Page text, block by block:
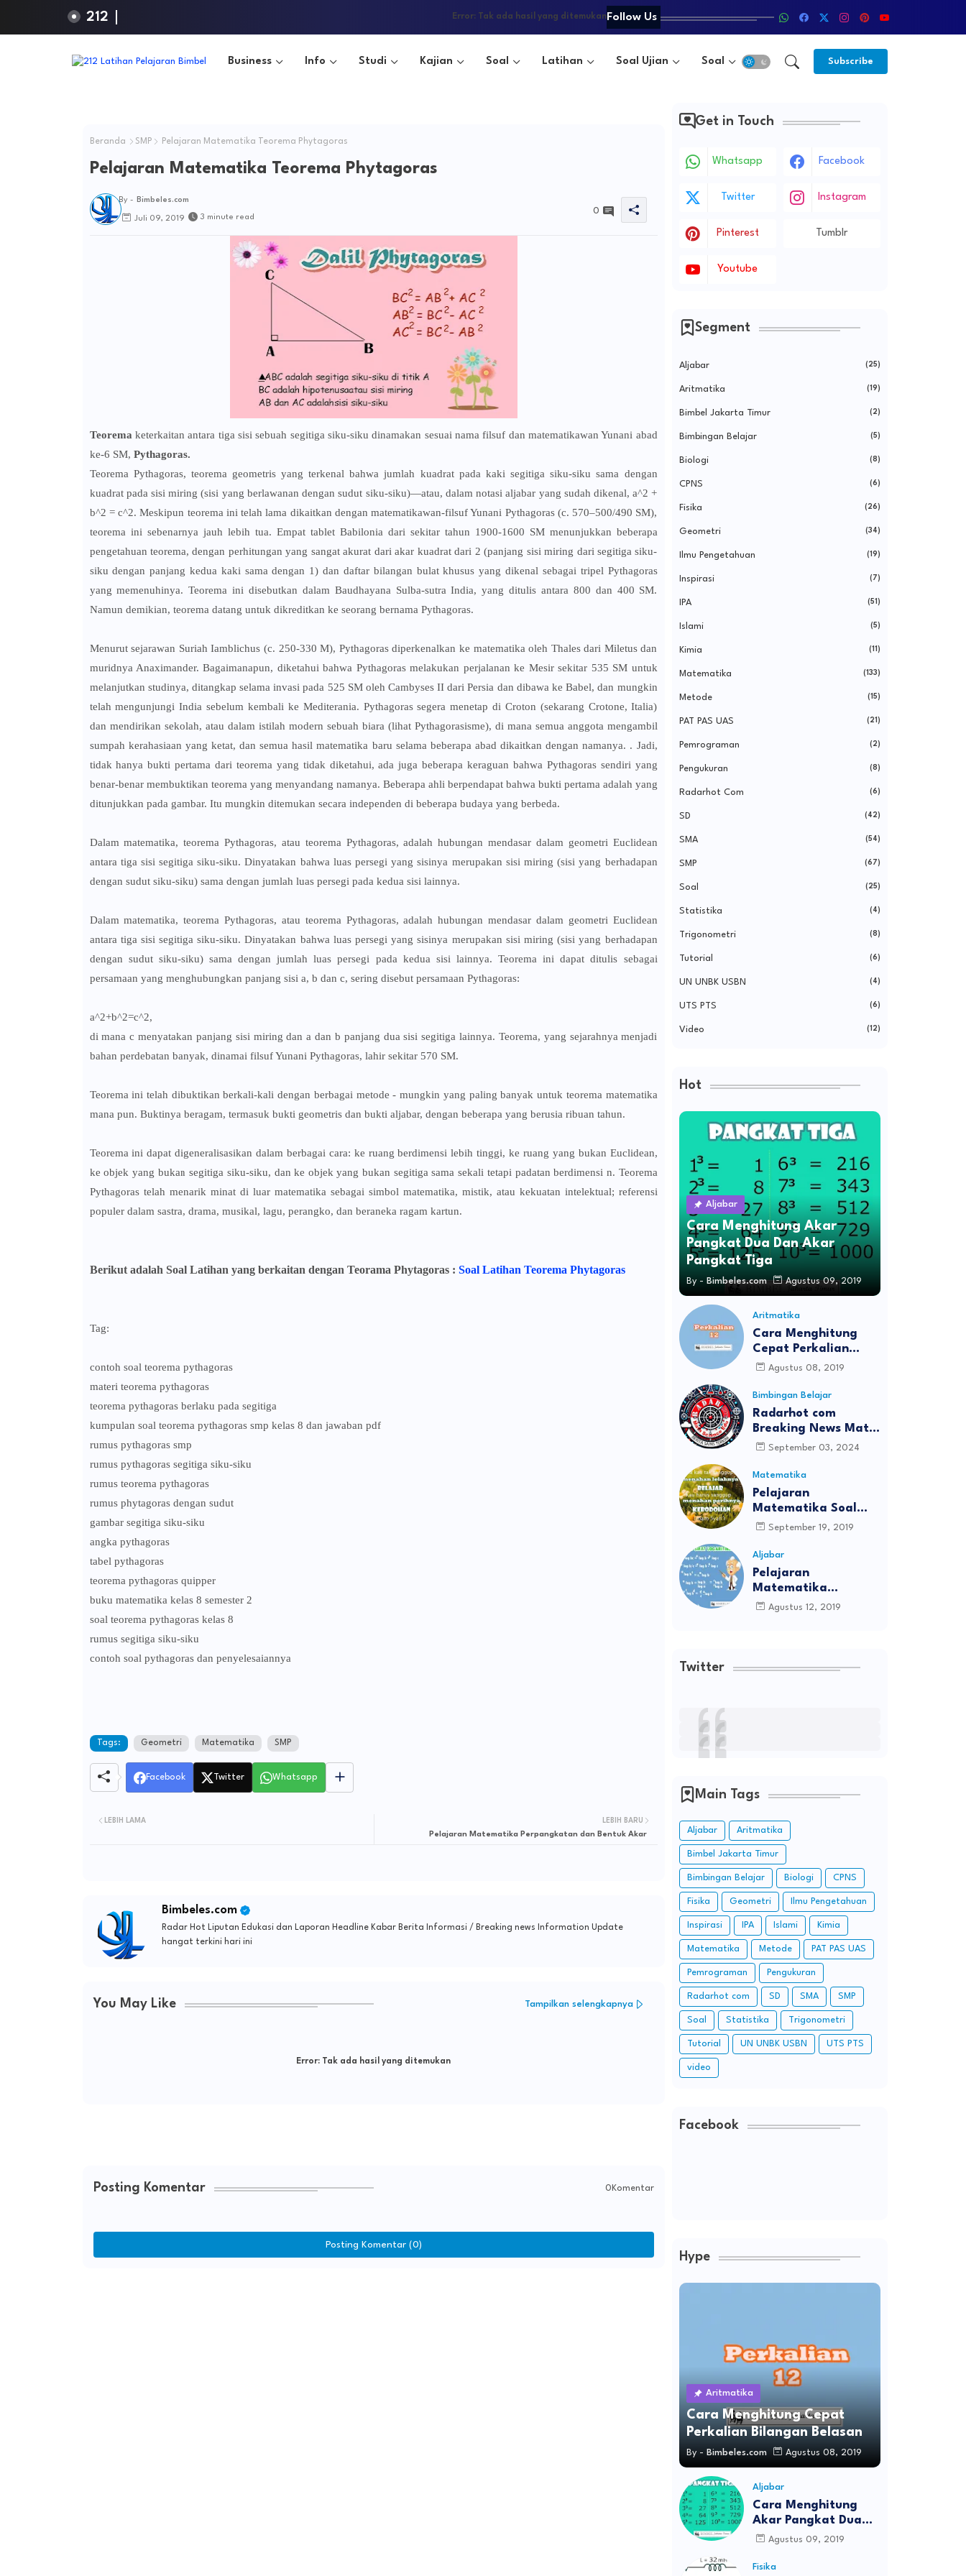
212 Error: Tak ada hasil yang ditemukan Follow Us
Business Info Studi Kajian Soal Latihan Soal Ujian Soal Metode Subscribe
Beranda SMP Pelajaran Matematika Teorema Phytagoras
Pelajaran Matematika Teorema Phytagoras
By - Bimbeles.com
Juli 09, 2019 3 minute read
0
Teorema keterkaitan antara tiga sisi sebuah segitiga siku-siku dinamakan sesuai nama filsuf dan matematikawan Yunani abad
ke-6 SM, Pythagoras.
Teorema Pythagoras, teorema geometris yang terkenal bahwa jumlah kuadrat pada kaki segitiga siku-siku sama dengan
kuadrat pada sisi miring (sisi yang berlawanan dengan sudut siku-siku)—atau, dalam notasi aljabar yang sudah dikenal, a^2 +
b^2 = c^2. Meskipun teorema ini telah lama dikaitkan dengan matematikawan-filsuf Yunani Pythagoras (c. 570–500/490 SM),
teorema ini sebenarnya jauh lebih tua. Empat tablet Babilonia dari sekitar tahun 1900-1600 SM menunjukkan beberapa
pengetahuan teorema, dengan perhitungan yang sangat akurat dari akar kuadrat dari 2 (panjang sisi miring dari segitiga siku-
siku dengan panjang kedua kaki sama dengan 1) dan daftar bilangan bulat khusus yang dikenal sebagai tripel Pythagoras
yang memenuhinya. Teorema ini disebutkan dalam Baudhayana Sulba-sutra India, yang ditulis antara 800 dan 400 SM.
Namun demikian, teorema datang untuk dikreditkan ke seorang bernama Pythagoras.
Menurut sejarawan Suriah Iamblichus (c. 250-330 M), Pythagoras diperkenalkan ke matematika oleh Thales dari Miletus dan
muridnya Anaximander. Bagaimanapun, diketahui bahwa Pythagoras melakukan perjalanan ke Mesir sekitar 535 SM untuk
melanjutkan studinya, ditangkap selama invasi pada 525 SM oleh Cambyses II dari Persia dan dibawa ke Babel, dan mungkin
telah mengunjungi India sebelum kembali ke Mediterania. Pythagoras segera menetap di Croton (sekarang Crotone, Italia)
dan mendirikan sekolah, atau dalam istilah modern sebuah biara (lihat Pythagorasisme), di mana semua anggota mengambil
sumpah kerahasiaan yang ketat, dan semua hasil matematika baru selama beberapa abad dikaitkan dengan namanya. . Jadi,
tidak hanya bukti pertama dari teorema yang tidak diketahui, ada juga beberapa keraguan bahwa Pythagoras sendiri yang
benar-benar membuktikan teorema yang menyandang namanya. Beberapa ahli berpendapat bahwa bukti pertama adalah yang
ditunjukkan pada gambar. Itu mungkin ditemukan secara independen di beberapa budaya yang berbeda.
Dalam matematika, teorema Pythagoras, atau teorema Pythagoras, adalah hubungan mendasar dalam geometri Euclidean
antara tiga sisi segitiga siku-siku. Dinyatakan bahwa luas persegi yang sisinya merupakan sisi miring (sisi yang berhadapan
dengan sudut siku-siku) sama dengan jumlah luas persegi pada kedua sisi lainnya.
Dalam matematika, teorema Pythagoras, atau teorema Pythagoras, adalah hubungan mendasar dalam geometri Euclidean
antara tiga sisi segitiga siku-siku. Dinyatakan bahwa luas persegi yang sisinya merupakan sisi miring (sisi yang berhadapan
dengan sudut siku-siku) sama dengan jumlah luas persegi pada kedua sisi lainnya. Teorema ini dapat ditulis sebagai
persamaan yang menghubungkan panjang sisi a, b dan c, sering disebut persamaan Pythagoras:
a^2+b^2=c^2,
di mana c menyatakan panjang sisi miring dan a dan b panjang dua sisi segitiga lainnya. Teorema, yang sejarahnya menjadi
bahan perdebatan banyak, dinamai filsuf Yunani Pythagoras, lahir sekitar 570 SM.
Teorema ini telah dibuktikan berkali-kali dengan berbagai metode - mungkin yang paling banyak untuk teorema matematika
mana pun. Buktinya beragam, termasuk bukti geometris dan bukti aljabar, dengan beberapa yang berusia ribuan tahun.
Teorema ini dapat digeneralisasikan dalam berbagai cara: ke ruang berdimensi lebih tinggi, ke ruang yang bukan Euclidean,
ke objek yang bukan segitiga siku-siku, dan ke objek yang bukan segitiga sama sekali tetapi padatan berdimensi n. Teorema
Pythagoras telah menarik minat di luar matematika sebagai simbol matematika, mistik, atau kekuatan intelektual; referensi
populer dalam sastra, drama, musikal, lagu, perangko, dan beraneka ragam kartun.
Berikut adalah Soal Latihan yang berkaitan dengan Teorama Phytagoras : Soal Latihan Teorema Phytagoras
Tag:
contoh soal teorema pythagoras
materi teorema pythagoras
teorema pythagoras berlaku pada segitiga
kumpulan soal teorema pythagoras smp kelas 8 dan jawaban pdf
rumus pythagoras smp
rumus pythagoras segitiga siku-siku
rumus teorema pythagoras
rumus phytagoras dengan sudut
gambar segitiga siku-siku
angka pythagoras
tabel pythagoras
teorema pythagoras quipper
buku matematika kelas 8 semester 2
soal teorema pythagoras kelas 8
rumus segitiga siku-siku
contoh soal pythagoras dan penyelesaiannya
Tags: Geometri Matematika SMP
Facebook Twitter Whatsapp
LEBIH BARU
Pelajaran Matematika Perpangkatan dan Bentuk Akar
LEBIH LAMA
Bimbeles.com
Radar Hot Liputan Edukasi dan Laporan Headline Kabar Berita Informasi / Breaking news Information Update
hangat terkini hari ini
You May Like Tampilkan selengkapnya
Error: Tak ada hasil yang ditemukan
Posting Komentar 0Komentar
Posting Komentar (0)
Get in Touch
Whatsapp Facebook
Twitter Instagram
Pinterest Tumblr
Youtube
Segment
Aljabar (25)
Aritmatika (19)
Bimbel Jakarta Timur (2)
Bimbingan Belajar (5)
Biologi (8)
CPNS (6)
Fisika (26)
Geometri (34)
Ilmu Pengetahuan (19)
Inspirasi (7)
IPA (51)
Islami (5)
Kimia (11)
Matematika (133)
Metode (15)
PAT PAS UAS (21)
Pemrograman (2)
Pengukuran (8)
Radarhot Com (6)
SD (42)
SMA (54)
SMP (67)
Soal (25)
Statistika (4)
Trigonometri (8)
Tutorial (6)
UN UNBK USBN (4)
UTS PTS (6)
Video (12)
Hot
Aljabar
Cara Menghitung Akar
Pangkat Dua Dan Akar
Pangkat Tiga
By - Bimbeles.com Agustus 09, 2019
Aritmatika
Cara Menghitung
Cepat Perkalian
Bilangan Belasan
Agustus 08, 2019
Bimbingan Belajar
Radarhot com
Breaking News Math
Science education
September 03, 2024
Matematika
Pelajaran
Matematika Soal
UTS/PTS Kelas 8
September 19, 2019
Aljabar
Pelajaran
Matematika
Logaritma
Agustus 12, 2019
Twitter
Main Tags
Aljabar Aritmatika
Bimbel Jakarta Timur
Bimbingan Belajar Biologi CPNS
Fisika Geometri Ilmu Pengetahuan
Inspirasi IPA Islami Kimia
Matematika Metode PAT PAS UAS
Pemrograman Pengukuran
Radarhot com SD SMA SMP
Soal Statistika Trigonometri
Tutorial UN UNBK USBN UTS PTS
video
Facebook
Hype
Aritmatika
Cara Menghitung Cepat
Perkalian Bilangan Belasan
By - Bimbeles.com Agustus 08, 2019
Aljabar
Cara Menghitung
Akar Pangkat Dua
Dan Akar Pangkat
Agustus 09, 2019
Fisika